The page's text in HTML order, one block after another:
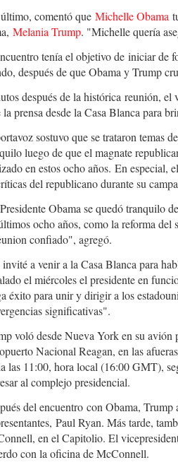
comentó que Michelle Obama
Melania Trump. "Michelle quería
tenía el objetivo de iniciar de
después de que Obama y Trump
después de la histórica reunión, el
la prensa desde la Casa Blanca para
sostuvo que se trataron temas
luego de que el magnate
en estos ocho años. En especial,
del republicano durante su
Obama se quedó tranquilo
ocho años, como la reforma del
confiado", agregó.
a venir a la Casa Blanca para
el miércoles el presidente en
éxito para unir y dirigir a los
significativas".
voló desde Nueva York en su avión
Nacional Reagan, en las
las 11:00, hora local (16:00 GMT),
al complejo presidencial.
del encuentro con Obama,
Paul Ryan. Más tarde,
en el Capitolio. El
con la oficina de McConnell.